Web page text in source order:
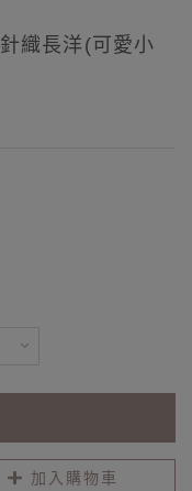
織長洋(可愛小
加入購物車